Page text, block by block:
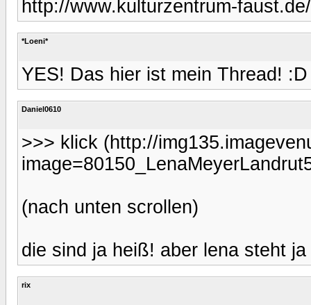
http://www.kulturzentrum-
*Loeni*
YES! Das hier ist mein Thread! :D
Daniel0610
>>> klick (http://
(nach unten scrollen)
die sind ja heiß! aber lena steht
rix